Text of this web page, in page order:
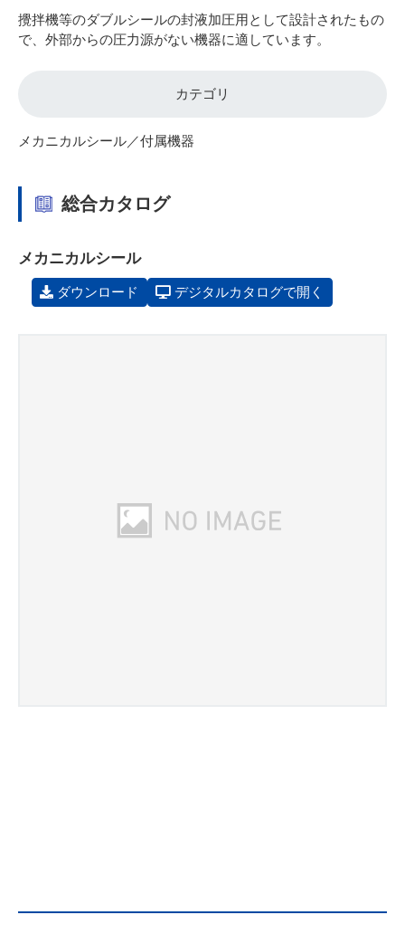
攪拌機等のダブルシールの封液加圧用として設計されたもの
で、外部からの圧力源がない機器に適しています。
カテゴリ
メカニカルシール／付属機器
総合カタログ
メカニカルシール
ダウンロード デジタルカタログで開く